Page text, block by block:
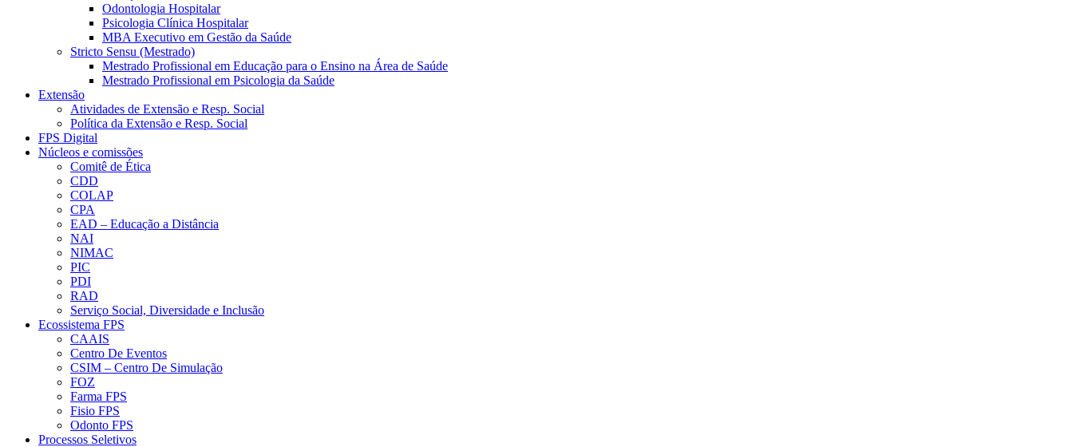
Odontologia Hospitalar
Psicologia Clínica Hospitalar
MBA Executivo em Gestão da Saúde
Stricto Sensu (Mestrado)
Mestrado Profissional em Educação para o Ensino na Área de Saúde
Mestrado Profissional em Psicologia da Saúde
Extensão
Atividades de Extensão e Resp. Social
Política da Extensão e Resp. Social
FPS Digital
Núcleos e comissões
Comitê de Ética
CDD
COLAP
CPA
EAD – Educação a Distância
NAI
NIMAC
PIC
PDI
RAD
Serviço Social, Diversidade e Inclusão
Ecossistema FPS
CAAIS
Centro De Eventos
CSIM – Centro De Simulação
FOZ
Farma FPS
Fisio FPS
Odonto FPS
Processos Seletivos